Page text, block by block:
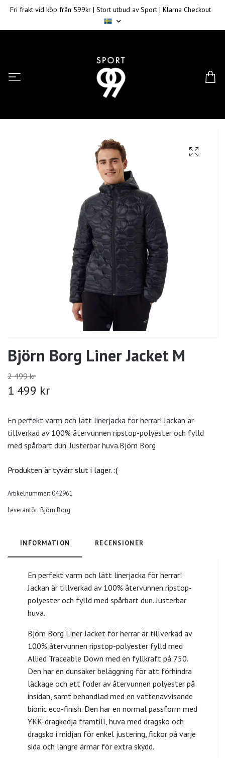
Fri frakt vid köp från 599kr | Stort utbud av Sport | Klarna Checkout
Björn Borg Liner Jacket M
2 499 kr
1 499 kr
En perfekt varm och lätt linerjacka för herrar! Jackan är
tillverkad av 100% återvunnen ripstop-polyester och fylld
med spårbart dun. Justerbar huva.Björn Borg
Produkten är tyvärr slut i lager. :(
Artikelnummer: 042961
Leverantör: Björn Borg
INFORMATION RECENSIONER
En perfekt varm och lätt linerjacka för herrar!
Jackan är tillverkad av 100% återvunnen ripstop-
polyester och fylld med spårbart dun. Justerbar
huva.
Björn Borg Liner Jacket för herrar är tillverkad av
100% återvunnen ripstop-polyester fylld med
Allied Traceable Down med en fyllkraft på 750.
Den har en dunsäker beläggning för att förhindra
läckage och ett foder av återvunnen polyester på
insidan, samt behandlad med en vattenavvisande
bionic eco-finish. Den har en normal passform med
YKK-dragkedja framtill, huva med dragsko och
dragsko i midjan för enkel justering, fickor på varje
sida och längre ärmar för extra skydd.